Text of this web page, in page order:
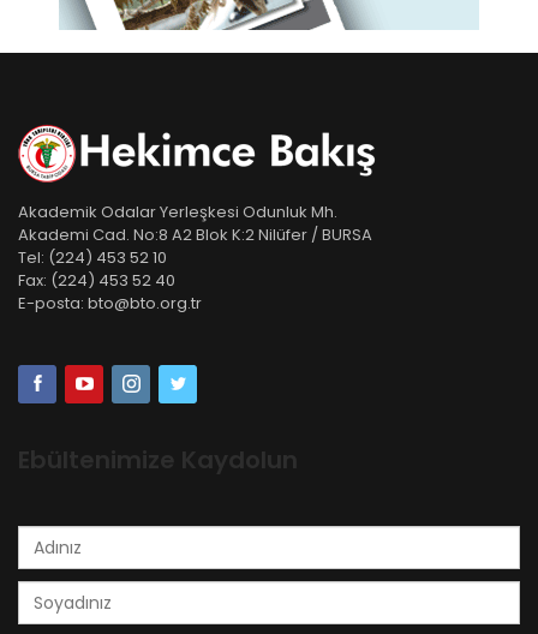
Akademik Odalar Yerleşkesi Odunluk Mh.
Akademi Cad. No:8 A2 Blok K:2 Nilüfer / BURSA
Tel: (224) 453 52 10
Fax: (224) 453 52 40
E-posta: bto@bto.org.tr
Ebültenimize Kaydolun